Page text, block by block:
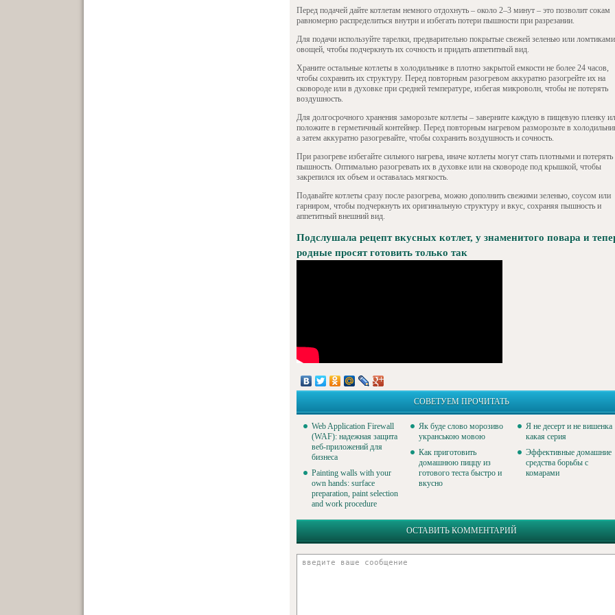
Перед подачей дайте котлетам немного отдохнуть – около 2–3 минут – это позволит сокам
равномерно распределиться внутри и избегать потери пышности при разрезании.
Для подачи используйте тарелки, предварительно покрытые свежей зеленью или ломтиками
овощей, чтобы подчеркнуть их сочность и придать аппетитный вид.
Храните остальные котлеты в холодильнике в плотно закрытой емкости не более 24 часов,
чтобы сохранить их структуру. Перед повторным разогревом аккуратно разогрейте их на
сковороде или в духовке при средней температуре, избегая микроволн, чтобы не потерять
воздушность.
Для долгосрочного хранения заморозьте котлеты – заверните каждую в пищевую пленку
положите в герметичный контейнер. Перед повторным нагревом разморозьте в
а затем аккуратно разогревайте, чтобы сохранить воздушность и сочность.
При разогреве избегайте сильного нагрева, иначе котлеты могут стать плотными и потерять
пышность. Оптимально разогревать их в духовке или на сковороде под крышкой, чтобы
закрепился их объем и оставалась мягкость.
Подавайте котлеты сразу после разогрева, можно дополнить свежими зеленью, соусом или
гарниром, чтобы подчеркнуть их оригинальную структуру и вкус, сохраняя пышность и
аппетитный внешний вид.
Подслушала рецепт вкусных котлет, у знаменитого повара и
родные просят готовить только так
СОВЕТУЕМ ПРОЧИТАТЬ
Web Application Firewall
(WAF): надежная защита
веб-приложений для
бизнеса
Painting walls with your
own hands: surface
preparation, paint selection
and work procedure
Як буде слово морозиво
укранською мовою
Как приготовить
домашнюю пиццу из
готового теста быстро и
вкусно
Я не десерт и не вишенка
какая серия
Эффективные домашние
средства борьбы с
комарами
ОСТАВИТЬ КОММЕНТАРИЙ